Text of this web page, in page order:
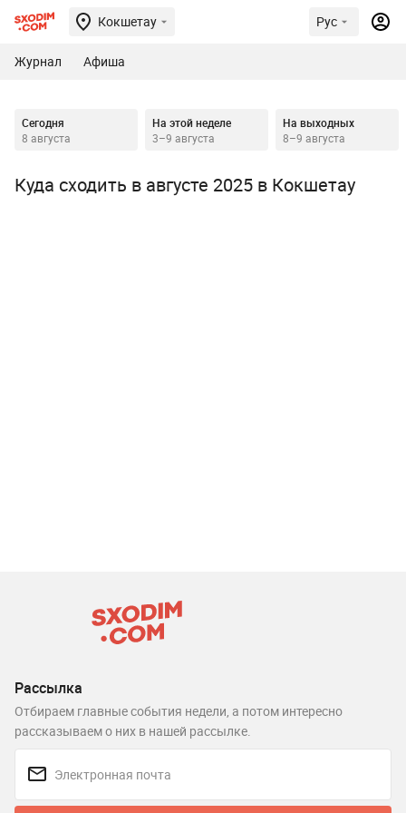
Кокшетау Рус
Журнал Афиша
Сегодня
8 августа
На этой неделе
3–9 августа
На выходных
8–9 августа
Куда сходить в августе 2025 в Кокшетау
Рассылка
Отбираем главные события недели, а потом интересно
рассказываем о них в нашей рассылке.